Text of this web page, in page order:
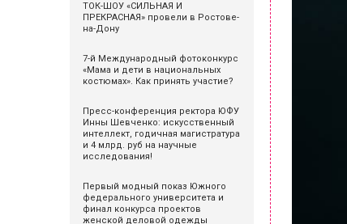
ТОК-ШОУ «СИЛЬНАЯ И
ПРЕКРАСНАЯ» провели в Ростове-
на-Дону
7-й Международный фотоконкурс
«Мама и дети в национальных
костюмах». Как принять участие?
Пресс-конференция ректора ЮФУ
Инны Шевченко: искусственный
интеллект, годичная магистратура
и 4 млрд. руб на научные
исследования!
Первый модный показ Южного
федерального университета и
финал конкурса проектов
женской деловой одежды